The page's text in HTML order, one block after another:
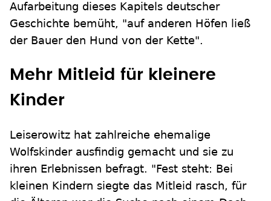
Aufarbeitung dieses Kapitels deutscher
Geschichte bemüht, "auf anderen Höfen ließ
der Bauer den Hund von der Kette".
Mehr Mitleid für kleinere
Kinder
Leiserowitz hat zahlreiche ehemalige
Wolfskinder ausfindig gemacht und sie zu
ihren Erlebnissen befragt. "Fest steht: Bei
kleinen Kindern siegte das Mitleid rasch, für